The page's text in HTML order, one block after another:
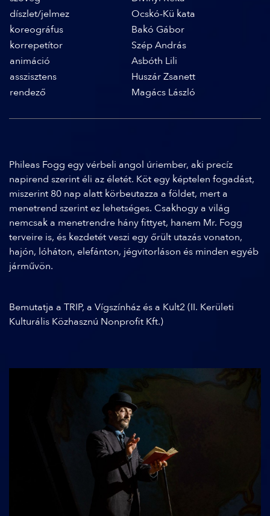
díszlet/jelmez
Ocskó-Kü kata
koreográfus
Bakó Gábor
korrepetítor
Szép András
animáció
Asbóth Lili
asszisztens
Huszár Zsanett
rendező
Magács László
Phileas Fogg egy vérbeli angol úriember, aki precíz
napirend szerint éli az életét. Köt egy képtelen fogadást,
miszerint 80 nap alatt körbeutazza a földet, mert a
menetrend szerint ez lehetséges. Csakhogy a világ
nemcsak a menetrendre hány fittyet, hanem Mr. Fogg
terveire is, és kezdetét veszi egy őrült utazás vonaton,
hajón, lóháton, elefánton, jégvitorláson és minden egyéb
járművön.
Bemutatja a TRIP, a Vígszínház és a Kult2 (II. Kerületi
Kulturális Közhasznú Nonprofit Kft.)